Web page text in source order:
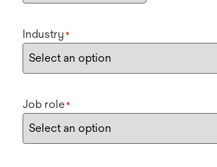
Industry *
Job role*